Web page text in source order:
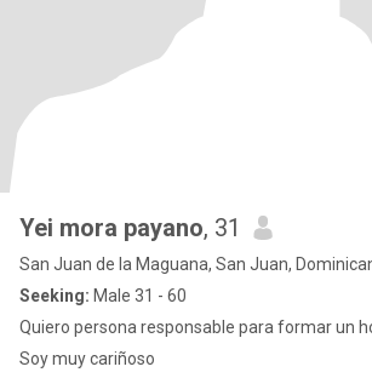
Yei mora payano, 31
San Juan de la Maguana, San Juan,
Seeking: Male 31 - 60
Quiero persona responsable para formar un
Soy muy cariñoso